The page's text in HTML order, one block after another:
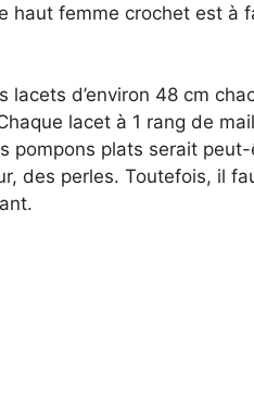
haut femme crochet est à
lacets d’environ 48 cm
lacet à 1 rang de
pompons plats serait
des perles. Toutefois, il